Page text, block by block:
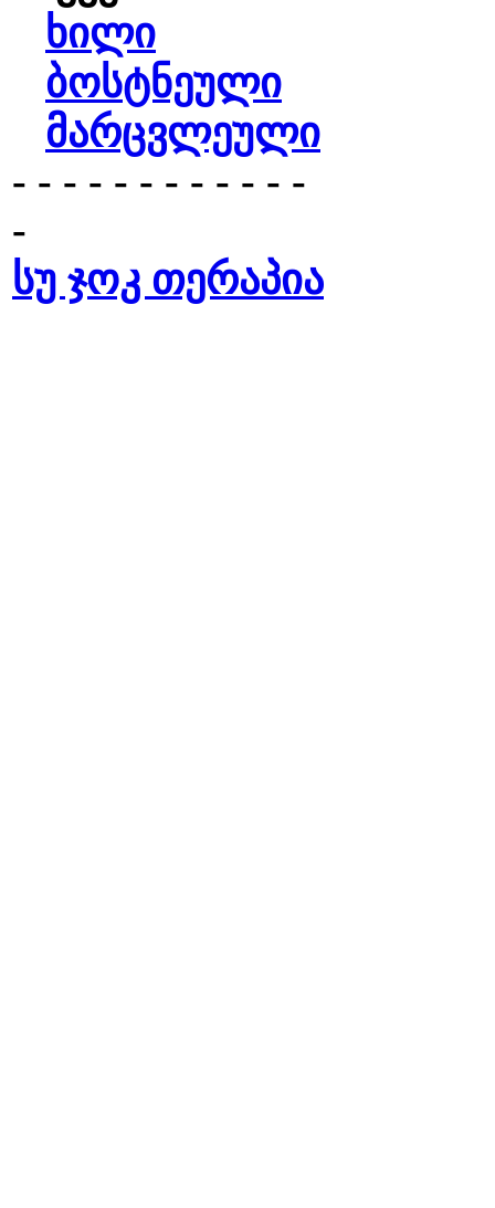
ხილი
ბოსტნეული
მარცვლეული
- - - - - - - - - - - -
-
სუ ჯოკ თერაპია